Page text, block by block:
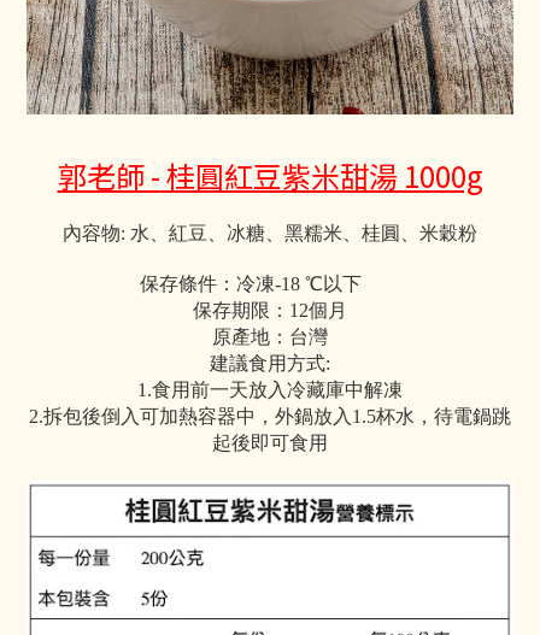
郭老師 -桂圓紅豆紫米甜湯 1000g
內容物: 水、紅豆、冰糖、黑糯米、桂圓、米穀粉
保存條件：冷凍-18 ℃以下
保存期限：12個月
原產地：台灣
建議食用方式:
1.食用前一天放入冷藏庫中解凍
2.拆包後倒入可加熱容器中，外鍋放入1.5杯水，待電鍋跳
起後即可食用